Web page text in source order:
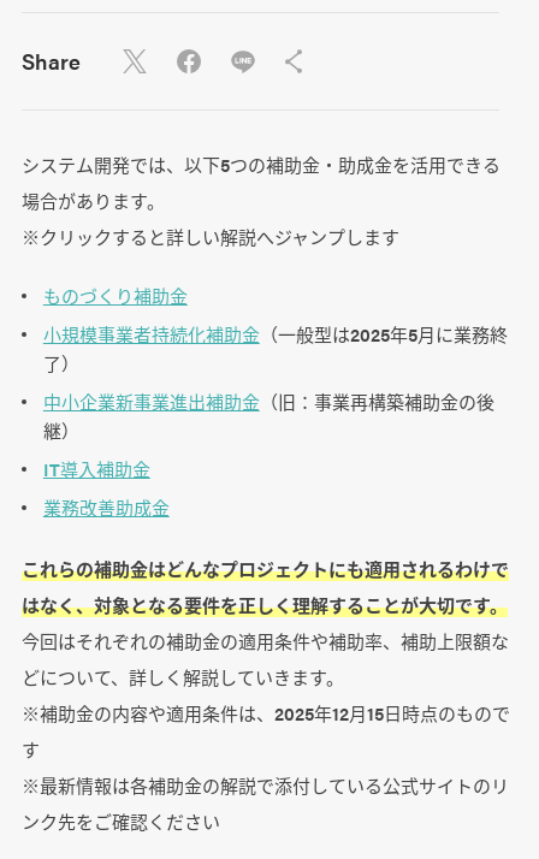
Share
システム開発では、以下5つの補助金・助成金を活用できる
場合があります。
※クリックすると詳しい解説へジャンプします
ものづくり補助金
小規模事業者持続化補助金（一般型は2025年5月に業務終
了）
中小企業新事業進出補助金（旧：事業再構築補助金の後
継）
IT導入補助金
業務改善助成金
これらの補助金はどんなプロジェクトにも適用されるわけで
はなく、対象となる要件を正しく理解することが大切です。
今回はそれぞれの補助金の適用条件や補助率、補助上限額な
どについて、詳しく解説していきます。
※補助金の内容や適用条件は、2025年12月15日時点のもので
す
※最新情報は各補助金の解説で添付している公式サイトのリ
ンク先をご確認ください